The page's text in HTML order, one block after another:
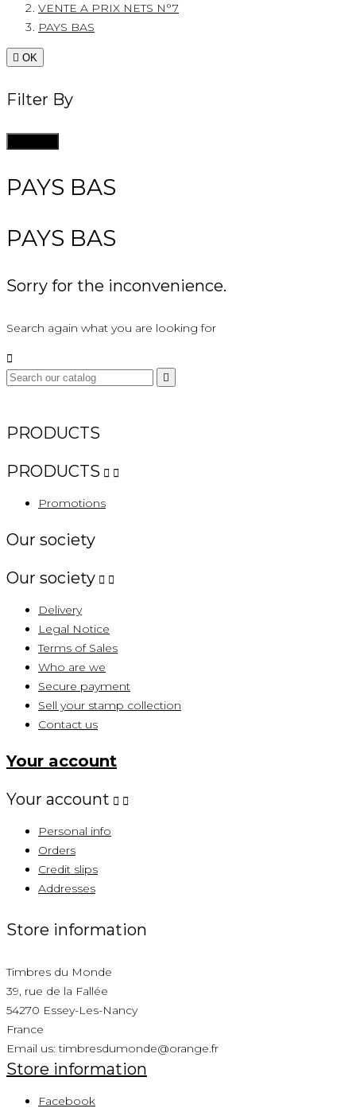
VENTE A PRIX NETS N°7
PAYS BAS
 OK
Filter By
PAYS BAS
PAYS BAS
Sorry for the inconvenience.
Search again what you are looking for


PRODUCTS
PRODUCTS  
Promotions
Our society
Our society  
Delivery
Legal Notice
Terms of Sales
Who are we
Secure payment
Sell ​​your stamp collection
Contact us
Your account
Your account  
Personal info
Orders
Credit slips
Addresses
Store information
Timbres du Monde
39, rue de la Fallée
54270 Essey-Les-Nancy
France
Email us:timbresdumonde@orange.fr
Store information
Facebook